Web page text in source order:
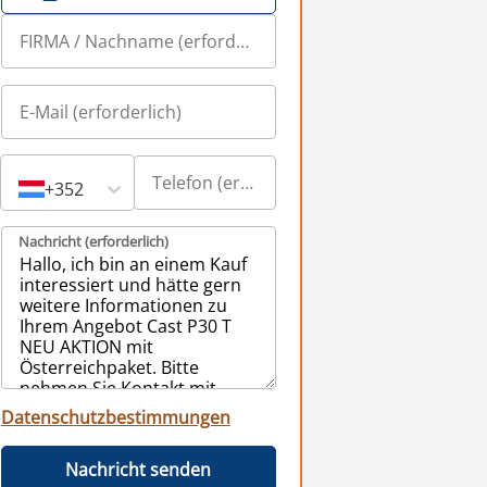
+352
Nachricht (erforderlich)
Datenschutzbestimmungen
Nachricht senden